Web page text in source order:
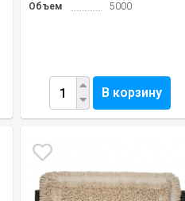
Объем
5000
В корзину